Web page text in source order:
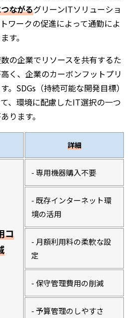
ながるグリーンITソリューショ
ワークの促進によって通勤によ
す。
の企業でリソースを共有するた
く、企業のカーボンフットプリ
。SDGs（持続可能な開発目標）
、環境に配慮したIT選択の一つ
ります。
詳細
コ
- 専用機器購入不要
- 既存インターネット環
境の活用
- 月額利用料の柔軟な設
定
- 保守管理費用の削減
- 予算管理のしやすさ